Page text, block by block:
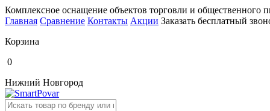
Комплексное оснащение объектов торговли и общественного
Главная Сравнение Контакты Акции Заказать бесплатный
Корзина
0
Нижний Новгород